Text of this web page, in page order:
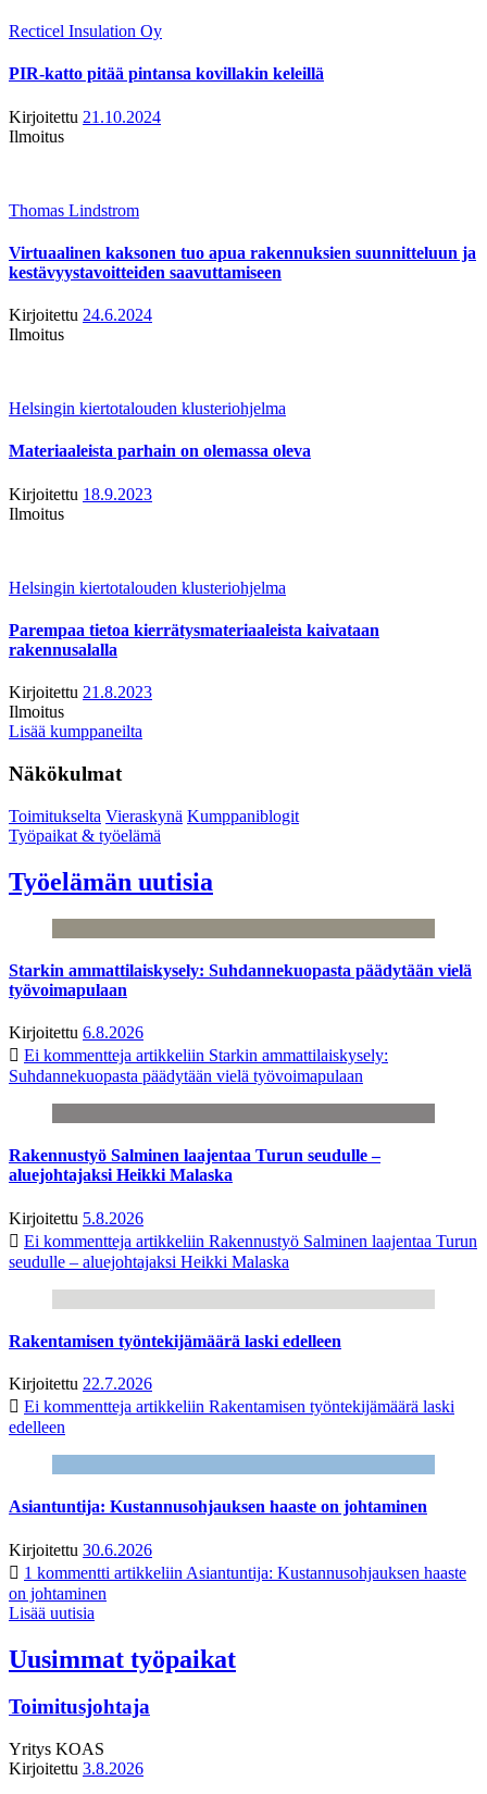
Recticel Insulation Oy
PIR-katto pitää pintansa kovillakin keleillä
Kirjoitettu 21.10.2024
Ilmoitus
Thomas Lindstrom
Virtuaalinen kaksonen tuo apua rakennuksien suunnitteluun ja
kestävyystavoitteiden saavuttamiseen
Kirjoitettu 24.6.2024
Ilmoitus
Helsingin kiertotalouden klusteriohjelma
Materiaaleista parhain on olemassa oleva
Kirjoitettu 18.9.2023
Ilmoitus
Helsingin kiertotalouden klusteriohjelma
Parempaa tietoa kierrätysmateriaaleista kaivataan
rakennusalalla
Kirjoitettu 21.8.2023
Ilmoitus
Lisää kumppaneilta
Näkökulmat
Toimitukselta Vieraskynä Kumppaniblogit
Työpaikat & työelämä
Työelämän uutisia
Starkin ammattilaiskysely: Suhdannekuopasta päädytään vielä
työvoimapulaan
Kirjoitettu 6.8.2026
Ei kommentteja artikkeliin Starkin ammattilaiskysely:
Suhdannekuopasta päädytään vielä työvoimapulaan
Rakennustyö Salminen laajentaa Turun seudulle –
aluejohtajaksi Heikki Malaska
Kirjoitettu 5.8.2026
Ei kommentteja artikkeliin Rakennustyö Salminen laajentaa Turun
seudulle – aluejohtajaksi Heikki Malaska
Rakentamisen työntekijämäärä laski edelleen
Kirjoitettu 22.7.2026
Ei kommentteja artikkeliin Rakentamisen työntekijämäärä laski
edelleen
Asiantuntija: Kustannusohjauksen haaste on johtaminen
Kirjoitettu 30.6.2026
1 kommentti artikkeliin Asiantuntija: Kustannusohjauksen haaste
on johtaminen
Lisää uutisia
Uusimmat työpaikat
Toimitusjohtaja
Yritys KOAS
Kirjoitettu 3.8.2026